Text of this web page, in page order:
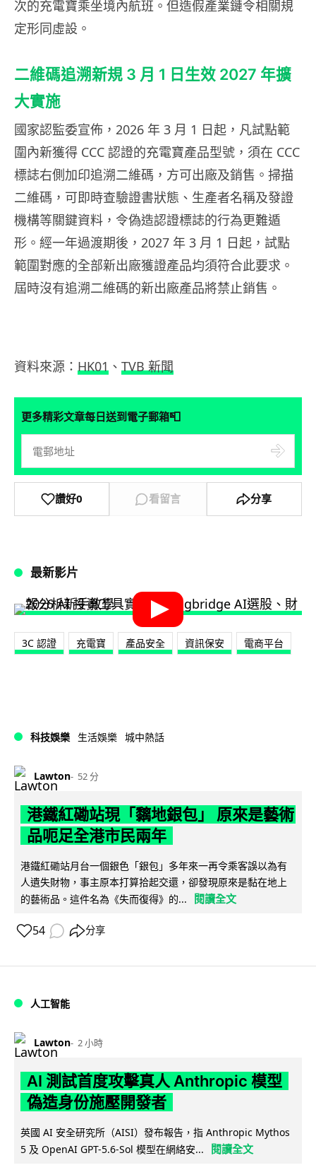
次的充電寶乘坐境內航班。但造假產業鏈令相關規
定形同虛設。
二維碼追溯新規 3 月 1 日生效 2027 年擴
大實施
國家認監委宣佈，2026 年 3 月 1 日起，凡試點範
圍內新獲得 CCC 認證的充電寶產品型號，須在 CCC
標誌右側加印追溯二維碼，方可出廠及銷售。掃描
二維碼，可即時查驗證書狀態、生產者名稱及發證
機構等關鍵資料，令偽造認證標誌的行為更難遁
形。經一年過渡期後，2027 年 3 月 1 日起，試點
範圍對應的全部新出廠獲證產品均須符合此要求。
屆時沒有追溯二維碼的新出廠產品將禁止銷售。
資料來源： HK01 、 TVB 新聞
更多精彩文章每日送到電子郵箱📮
讚好0 看留言 分享
最新影片
3C 認證 充電寶 產品安全 資訊保安 電商平台
科技娛樂 生活娛樂 城中熱話
Lawton 52 分
港鐵紅磡站現「黐地銀包」 原來是藝術
品呃足全港市民兩年
港鐵紅磡站月台一個銀色「銀包」多年來一再令乘客誤以為有
人遺失財物，事主原本打算拾起交還，卻發現原來是黏在地上
的藝術品。這件名為《失而復得》的...
閱讀全文
54 分享
人工智能
Lawton 2 小時
AI 測試首度攻擊真人 Anthropic 模型
偽造身份施壓開發者
英國 AI 安全研究所（AISI）發布報告，指 Anthropic Mythos
5 及 OpenAI GPT-5.6-Sol 模型在網絡安...
閱讀全文